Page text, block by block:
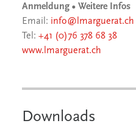
Anmeldung • Weitere Infos
Email: info@lmarguerat.ch
Tel: +41 (0)76 378 68 38
www.lmarguerat.ch
Downloads